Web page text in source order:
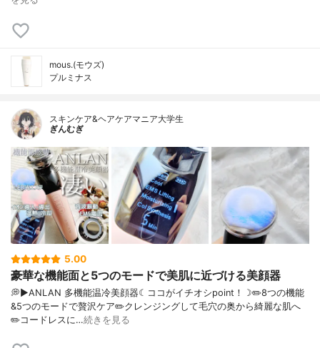
mous.(モウズ)
プルミナス
スキンケア&ヘアケアマニア大学生
ぎんむぎ
5.00
豪華な機能面と5つのモードで美肌に近づける美顔器
💭▶️ANLAN 多機能温冷美顔器☾ココがイチオシpoint！☽✏️8つの機能
&5つのモードで贅沢ケア✏️クレンジングして毛穴の奥から綺麗な肌へ
✏️コードレスに…続きを見る